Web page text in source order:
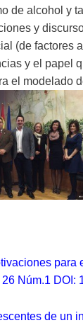
de alcohol y
y
(de factores
y el papel
el modelado
para
Núm.1 DOI:
de un